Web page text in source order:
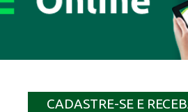
CADASTRE-SE E